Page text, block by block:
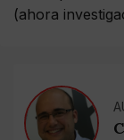
(ahora